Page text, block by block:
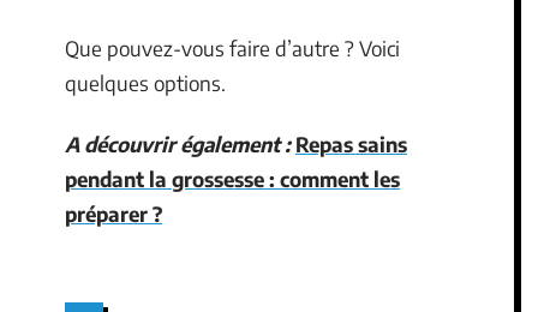
Que pouvez-vous faire d’autre ? Voici
quelques options.
A découvrir également : Repas sains
pendant la grossesse : comment les
préparer ?